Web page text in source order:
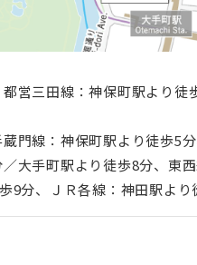
営三田線：神保町駅より徒
門線：神保町駅より徒歩5分
大手町駅より徒歩8分、東
9分、ＪＲ各線：神田駅より